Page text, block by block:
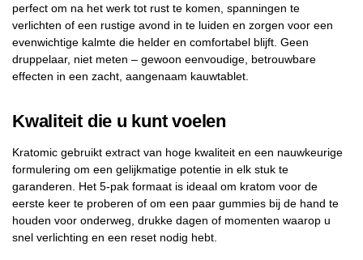
perfect om na het werk tot rust te komen, spanningen te
verlichten of een rustige avond in te luiden en zorgen voor een
evenwichtige kalmte die helder en comfortabel blijft. Geen
druppelaar, niet meten – gewoon eenvoudige, betrouwbare
effecten in een zacht, aangenaam kauwtablet.
Kwaliteit die u kunt voelen
Kratomic gebruikt extract van hoge kwaliteit en een nauwkeurige
formulering om een gelijkmatige potentie in elk stuk te
garanderen. Het 5-pak formaat is ideaal om kratom voor de
eerste keer te proberen of om een paar gummies bij de hand te
houden voor onderweg, drukke dagen of momenten waarop u
snel verlichting en een reset nodig hebt.